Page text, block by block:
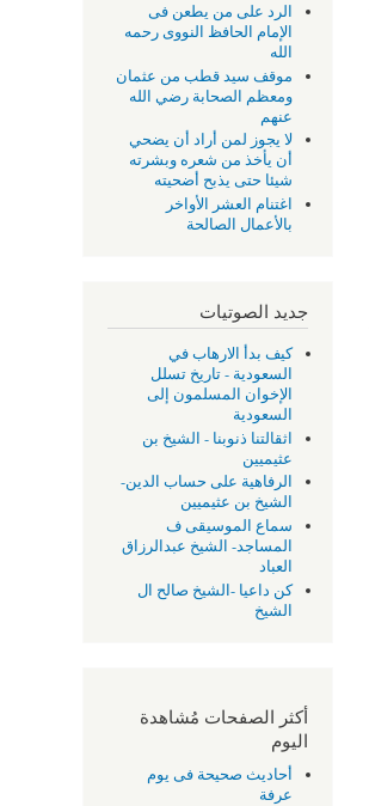
الرد على من يطعن فى
الإمام الحافظ النووى رحمه
الله
موقف سيد قطب من عثمان
ومعظم الصحابة رضي الله
عنهم
لا يجوز لمن أراد أن يضحي
أن يأخذ من شعره وبشرته
شيئا حتى يذبح أضحيته
اغتنام العشر الأواخر
بالأعمال الصالحة
جديد الصوتيات
كيف بدأ الارهاب في
السعودية - تاريخ تسلل
الإخوان المسلمون إلى
السعودية
اثقالتنا ذنوبنا - الشيخ بن
عثيميين
الرفاهية على حساب الدين-
الشيخ بن عثيميين
سماع الموسيقى ف
المساجد- الشيخ عبدالرزاق
العباد
كن داعيا -الشيخ صالح ال
الشيخ
أكثر الصفحات مُشاهدة
اليوم
أحاديث صحيحة فى يوم
عرفة